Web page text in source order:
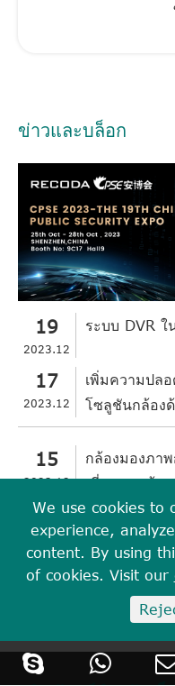
ข่าวและบล็อก
19
2023.12
ระบบ DVR ใ
17
2023.12
เพิ่มความปล
โซลูชันกล้อง
15
2023.12
กล้องมองภา
เชี่ยวชาญด้า
13
2023.12
บทบาทของก
นักดับเพลิง
กา
We use cookies to
experience,
content. By using
of cookies. Visit our